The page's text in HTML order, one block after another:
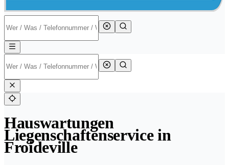
Hauswartungen
Liegenschaftenservice in
Froideville